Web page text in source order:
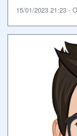
15/01/2023 21:23 -